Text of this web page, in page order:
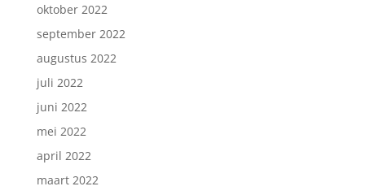
oktober 2022
september 2022
augustus 2022
juli 2022
juni 2022
mei 2022
april 2022
maart 2022